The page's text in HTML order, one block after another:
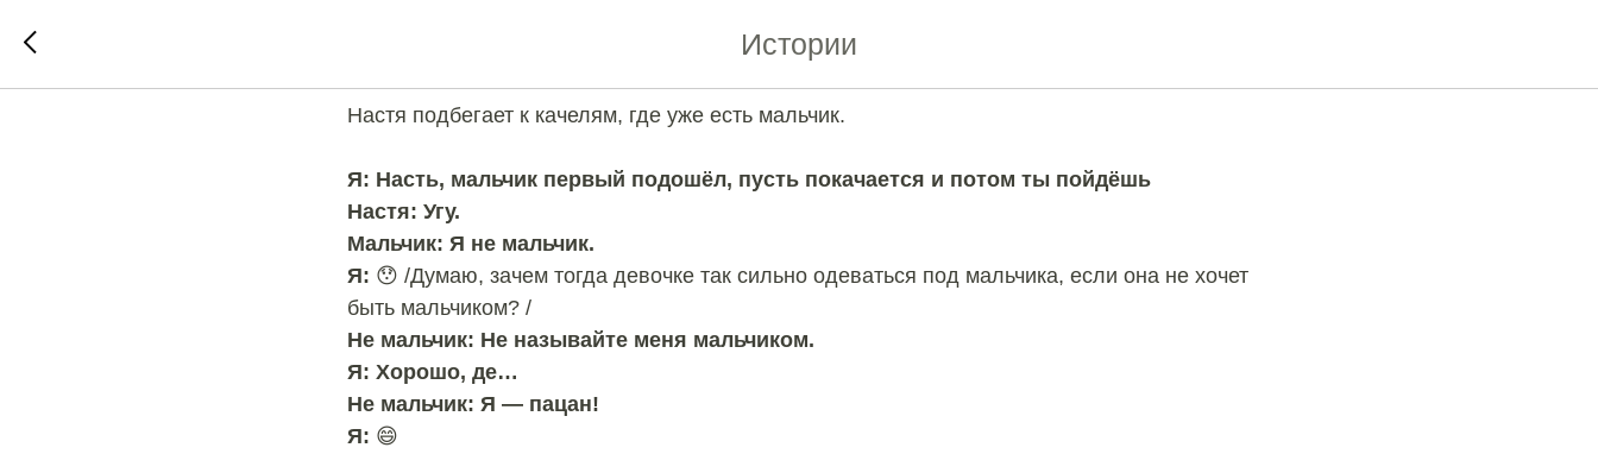
Истории
Подслушано на детской площадке
Настя подбегает к качелям, где уже есть мальчик.
Я: Насть, мальчик первый подошёл, пусть покачается и потом ты пойдёшь
Настя: Угу.
Мальчик: Я не мальчик.
Я: 😯 /Думаю, зачем тогда девочке так сильно одеваться под мальчика, если она не хочет
быть мальчиком? /
Не мальчик: Не называйте меня мальчиком.
Я: Хорошо, де…
Не мальчик: Я — пацан!
Я: 😄